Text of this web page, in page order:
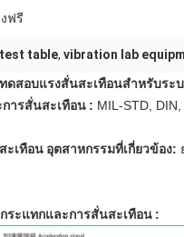
ฟรี
table, vibration lab
ทดสอบแรงสั่นสะเทือนสำหรับร
ารสั่นสะเทือน : MIL-STD,
ะเทือน อุตสาหกรรมที่เกี่ยวข้อง:
ระแทกและการสั่นสะเทือน :